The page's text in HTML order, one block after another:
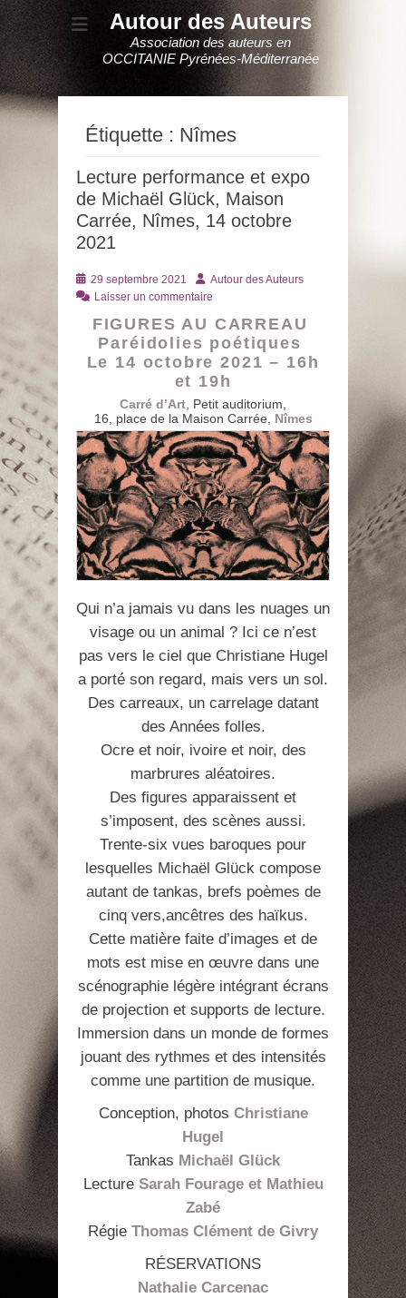
Autour des Auteurs
Association des auteurs en
OCCITANIE Pyrénées-Méditerranée
Étiquette : Nîmes
Lecture performance et expo
de Michaël Glück, Maison
Carrée, Nîmes, 14 octobre
2021
Posté
le
29 septembre 2021 AuteurAutour des Auteurs
Laisser un commentaire
FIGURES AU CARREAU
Paréidolies poétiques
Le 14 octobre 2021 – 16h
et 19h
Carré d’Art , Petit auditorium,
16, place de la Maison Carrée, Nîmes
Qui n’a jamais vu dans les nuages un
visage ou un animal ? Ici ce n’est
pas vers le ciel que Christiane Hugel
a porté son regard, mais vers un sol.
Des carreaux, un carrelage datant
des Années folles.
Ocre et noir, ivoire et noir, des
marbrures aléatoires.
Des figures apparaissent et
s’imposent, des scènes aussi.
Trente-six vues baroques pour
lesquelles Michaël Glück compose
autant de tankas, brefs poèmes de
cinq vers,ancêtres des haïkus.
Cette matière faite d’images et de
mots est mise en œuvre dans une
scénographie légère intégrant écrans
de projection et supports de lecture.
Immersion dans un monde de formes
jouant des rythmes et des intensités
comme une partition de musique.
Conception, photos Christiane
Hugel
Tankas Michaël Glück
Lecture Sarah Fourage et Mathieu
Zabé
Régie Thomas Clément de Givry
RÉSERVATIONS
Nathalie Carcenac